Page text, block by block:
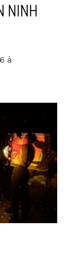
NINH
à